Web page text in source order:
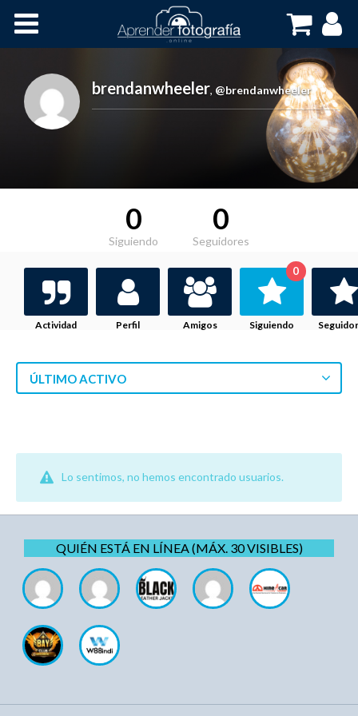
Cursos OnLine
brendanwheeler, @brendanwheeler
0
Siguiendo
0
Seguidores
Actividad Perfil Amigos Siguiendo
0
ÚLTIMO ACTIVO
Lo sentimos, no hemos encontrado usuarios.
QUIÉN ESTÁ EN LÍNEA (MÁX. 30 VISIBLES)